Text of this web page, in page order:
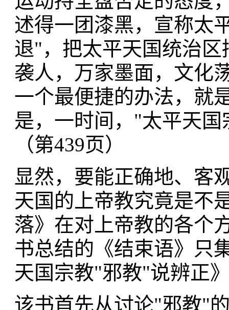
述得一团漆黑，宣称太
退"，把太平天国统治
袭人，万家墨面，文化
一个最便捷的办法，就
是，一时间，"太平天
（第439页）
显然，要能正确地、客
天国的上帝教究竟是不
落》在对上帝教的各个
书总结的《结束语》只
天国宗教"邪教"说辨正
该书首先从讨论"邪教"